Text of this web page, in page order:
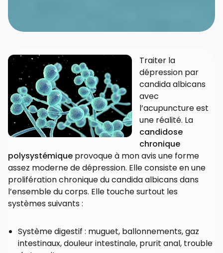
Traiter la
dépression par
candida albicans
avec
l’acupuncture est
une réalité. La
candidose
chronique
polysystémique provoque à mon avis une forme
assez moderne de dépression. Elle consiste en une
prolifération chronique du candida albicans dans
l’ensemble du corps. Elle touche surtout les
systèmes suivants :
Système digestif : muguet, ballonnements, gaz
intestinaux, douleur intestinale, prurit anal, trouble